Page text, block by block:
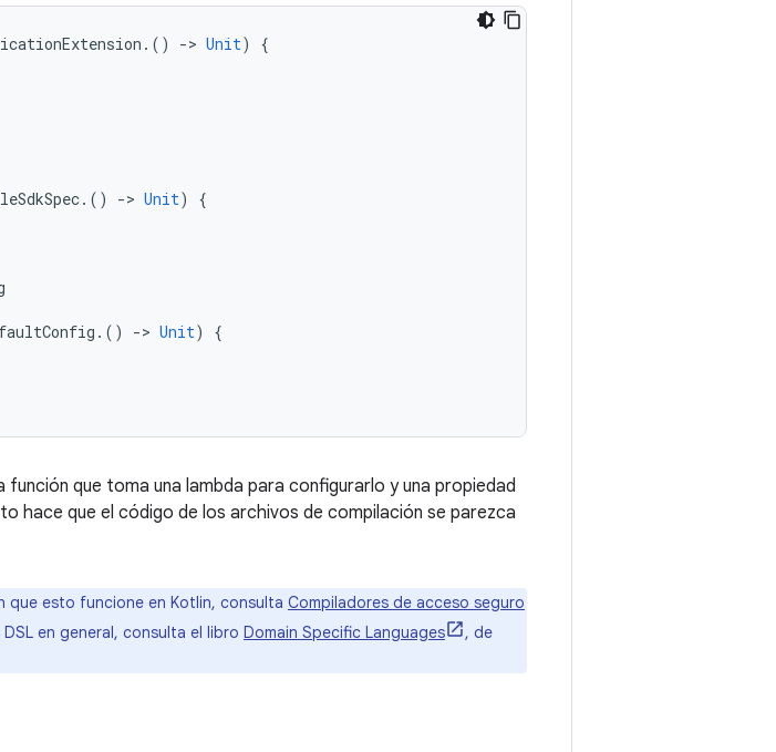
.() -> Unit)
{
.() -> Unit)
{
.() -> Unit)
{
que toma una lambda para configurarlo y una propiedad
hace que el código de los archivos de compilación se parezca
que esto funcione en Kotlin, consulta Compiladores de acceso seguro
en general, consulta el libro Domain Specific Languages
, de